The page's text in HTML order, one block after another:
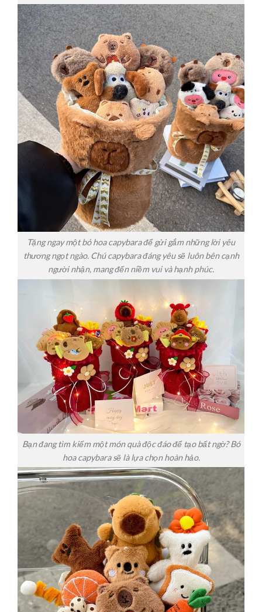
Tặng ngay một bó hoa capybara để gửi gắm những lời yêu
thương ngọt ngào. Chú capybara đáng yêu sẽ luôn bên cạnh
người nhận, mang đến niềm vui và hạnh phúc.
Bạn đang tìm kiếm một món quà độc đáo để tạo bất ngờ? Bó
hoa capybara sẽ là lựa chọn hoàn hảo.